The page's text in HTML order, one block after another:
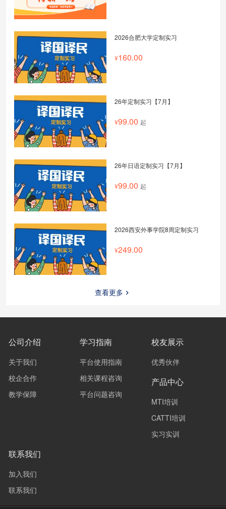
2026合肥大学定制实习
160.00
26年定制实习【7月】
99.00 起
26年日语定制实习【7月】
99.00 起
2026西安外事学院8周定制实习
249.00
查看更多
公司介绍
关于我们
校企合作
教学保障
学习指南
平台使用指南
相关课程咨询
平台问题咨询
校友展示
优秀伙伴
产品中心
MTI培训
CATTI培训
实习实训
联系我们
加入我们
联系我们